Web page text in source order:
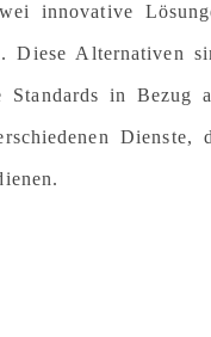
innovative
Diese Alternativen
Standards in Bezug
Dienste,